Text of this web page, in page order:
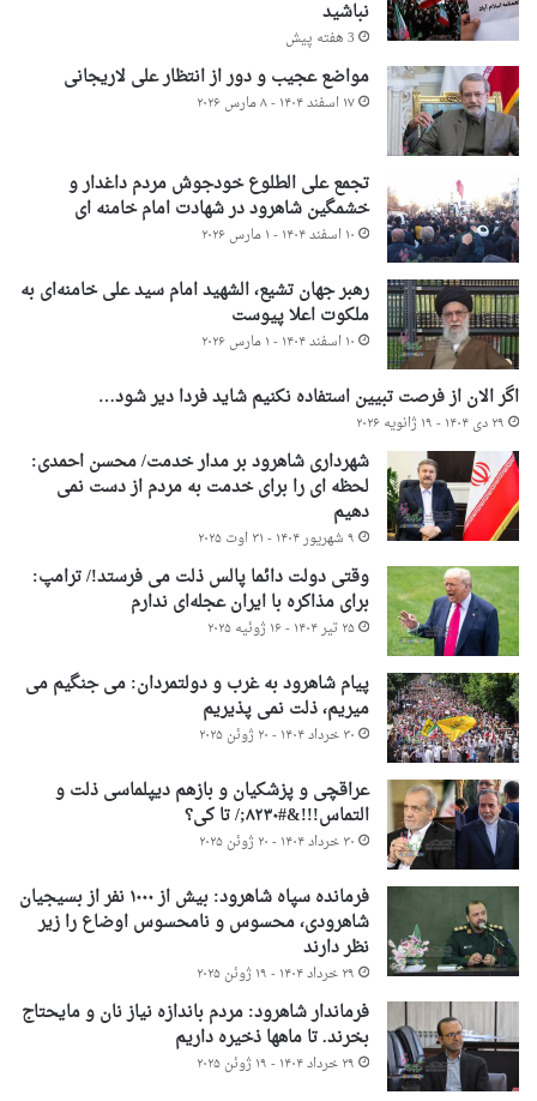
نباشید
3 هفته پیش
مواضع عجیب و دور از انتظار علی لاریجانی
۱۷ اسفند ۱۴۰۴ - ۸ مارس ۲۰۲۶
تجمع علی الطلوع خودجوش مردم داغدار و
خشمگین شاهرود در شهادت امام خامنه ای
۱۰ اسفند ۱۴۰۴ - ۱ مارس ۲۰۲۶
رهبر جهان تشیع، الشهید امام سید علی خامنه‌ای به
ملکوت اعلا پیوست
۱۰ اسفند ۱۴۰۴ - ۱ مارس ۲۰۲۶
اگر الان از فرصت تبیین استفاده نکنیم شاید فردا دیر شود…
۲۹ دی ۱۴۰۴ - ۱۹ ژانویه ۲۰۲۶
شهرداری شاهرود بر مدار خدمت/ محسن احمدی:
لحظه ای را برای خدمت به مردم از دست نمی
دهیم
۹ شهریور ۱۴۰۴ - ۳۱ اوت ۲۰۲۵
وقتی دولت دائما پالس ذلت می فرستد!/ ترامپ:
برای مذاکره با ایران عجله‌ای ندارم
۲۵ تیر ۱۴۰۴ - ۱۶ ژوئیه ۲۰۲۵
پیام شاهرود به غرب و دولتمردان: می جنگیم می
میریم، ذلت نمی پذیریم
۳۰ خرداد ۱۴۰۴ - ۲۰ ژوئن ۲۰۲۵
عراقچی و پزشکیان و بازهم دیپلماسی ذلت و
التماس!!!&#۸۲۳۰;/ تا کی؟
۳۰ خرداد ۱۴۰۴ - ۲۰ ژوئن ۲۰۲۵
فرمانده سپاه شاهرود: بیش از ۱۰۰۰ نفر از بسیجیان
شاهرودی، محسوس و نامحسوس اوضاع را زیر
نظر دارند
۲۹ خرداد ۱۴۰۴ - ۱۹ ژوئن ۲۰۲۵
فرماندار شاهرود: مردم باندازه نیاز نان و مایحتاج
بخرند. تا ماهها ذخیره داریم
۲۹ خرداد ۱۴۰۴ - ۱۹ ژوئن ۲۰۲۵